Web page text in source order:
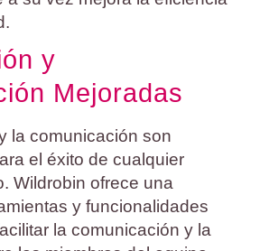
y
Mejoradas
la comunicación son
el éxito de cualquier
Wildrobin ofrece una
y funcionalidades
la comunicación y la